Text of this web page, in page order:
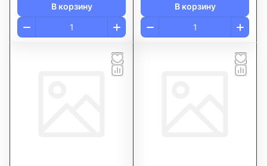
В корзину В корзину